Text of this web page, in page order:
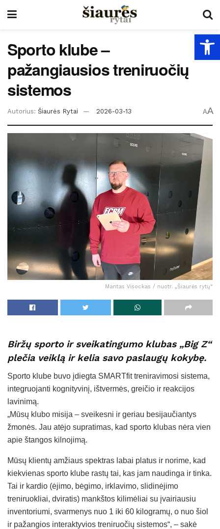
Sporto klube –
pažangiausios treniruočių
sistemos
Autorius: Šiaurės Rytai 2026-03-13 AA
Mantas Visockas / nuotr. „Šiaurės rytų“
Biržų sporto ir sveikatingumo klubas „Big Z“
plečia veiklą ir kelia savo paslaugų kokybę.
Sporto klube buvo įdiegta SMARTfit treniravimosi sistema,
integruojanti kognityvinį, ištvermės, greičio ir reakcijos
lavinimą.
„Mūsų klubo misija – sveikesni ir geriau besijaučiantys
žmonės. Jau atėjo supratimas, kad sporto klubas nėra vien
apie štangos kilnojimą.
Mūsų klientų amžiaus spektras labai platus ir norime, kad
kiekvienas sporto klube rastų tai, kas jam naudinga ir tinka.
Tai ir kardio (ėjimo, bėgimo, irklavimo, slidinėjimo
treniruokliai, dviratis) mankštos kilimėliai su įvairiausiu
inventoriumi, svarmenys nuo 1 iki 60 kilogramų, o nuo šiol
ir pažangios interaktyvios treniruočių sistemos“, – sakė